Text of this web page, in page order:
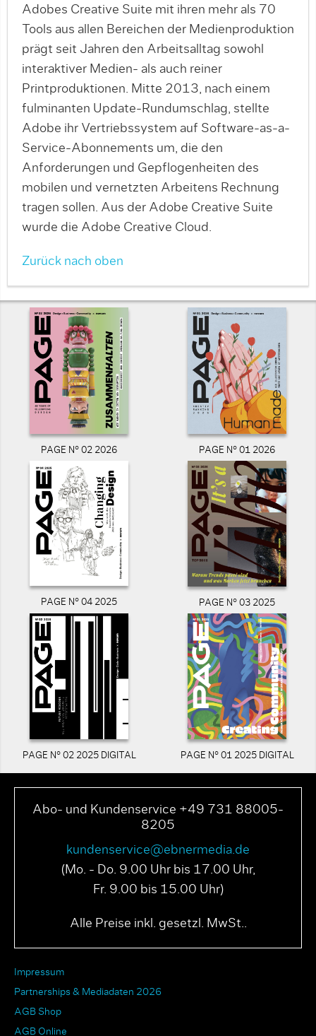
Adobes Creative Suite mit ihren mehr als 70
Tools aus allen Bereichen der Medienproduktion
prägt seit Jahren den Arbeitsalltag sowohl
interaktiver Medien- als auch reiner
Printproduktionen. Mitte 2013, nach einem
fulminanten Update-Rundumschlag, stellte
Adobe ihr Vertriebssystem auf Software-as-a-
Service-Abonnements um, die den
Anforderungen und Gepflogenheiten des
mobilen und vernetzten Arbeitens Rechnung
tragen sollen. Aus der Adobe Creative Suite
wurde die Adobe Creative Cloud.
Zurück nach oben
PAGE N° 02 2026 PAGE N° 01 2026
PAGE N° 04 2025 PAGE N° 03 2025
PAGE N° 02 2025 DIGITAL PAGE N° 01 2025 DIGITAL
Abo- und Kundenservice +49 731 88005-
8205
kundenservice@ebnermedia.de
(Mo. - Do. 9.00 Uhr bis 17.00 Uhr,
Fr. 9.00 bis 15.00 Uhr)
Alle Preise inkl. gesetzl. MwSt..
Impressum
Partnerships & Mediadaten 2026
AGB Shop
AGB Online